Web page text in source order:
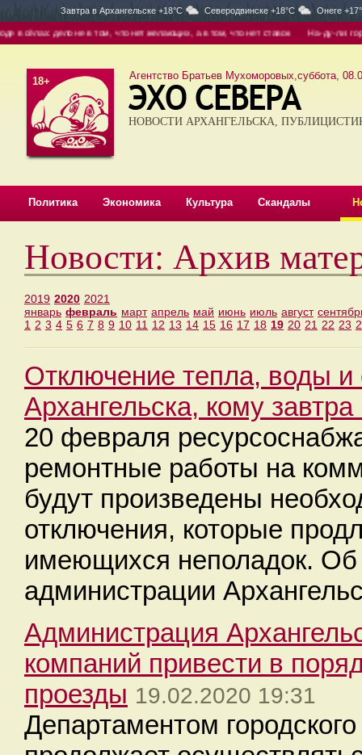
Завтра в Архангельске +18°C Северодвинске +18°C Онеге
не в том, что нет желающих, а в том, что нет ставок На-ду-ли: горячая вода
18+ Агентство Братьев Мухоморовых,суббота,
НОВОСТИ АРХАНГЕЛЬСКА,
Политика Экономика Культура Скандалы
Новости: Архив
2019 2020 2021
январь февраль март апрель май июнь июль август
1 2 3 4 5 6 7 8 9 10 11 12 13 14 15 16 17 18 19 20 21 22 23
Отключение тепла, воды и
Архангельска, кому завтра
20 февраля
ремонтные работы на
будут произведены
отключения, которые
имеющихся неполадок. Об
администрации
Администрация
компаний привести в
проезды 19.02.2020 19:31
Департаментом